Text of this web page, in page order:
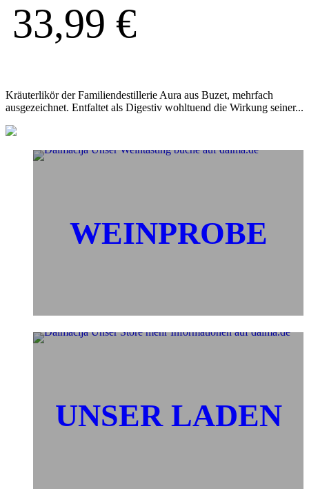
33,99 €
Kräuterlikör der Familiendestillerie Aura aus Buzet, mehrfach
ausgezeichnet. Entfaltet als Digestiv wohltuend die Wirkung seiner...
WEINPROBE
UNSER LADEN